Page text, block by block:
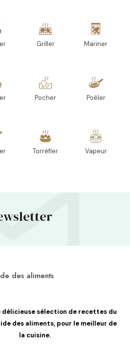
Griller Mariner
Pocher Poêler
Torréfier Vapeur
des aliments
délicieuse sélection de recettes du
des aliments, pour le meilleur de
la cuisine.